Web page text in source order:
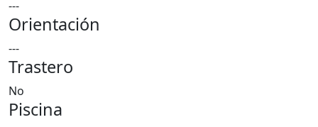
---
Orientación
---
Trastero
No
Piscina